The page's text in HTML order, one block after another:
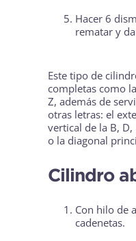
Hacer 6
rematar y
Este tipo de
completas como
Z, además de
otras letras: el
vertical de la B,
o la diagonal
Cilindro
Con hilo de
cadenetas.